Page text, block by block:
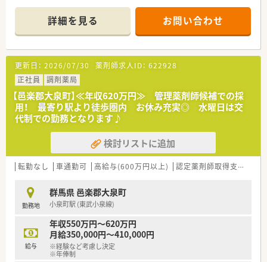
おり、落ち着いた環境で業務ができます。
■2022年にオープンしたばかりの新しい店舗で、キッズスペー
スやバリアフリーも完備されています。
【募集背景と求める人物像について】
■今回は欠員補充のための募集となり、新たな体制で店舗を一緒
に盛り上げてくださる方を求めています。
■経験の浅い方やブランクのある方でも、前向きに業務に取り組
む意欲のある方を積極的に歓迎いたします。
■患者様とのコミュニケーションを大切にし、地域の方々に寄り
添った温かい対応ができる方を求めています。
【法人特徴について】
■群馬県内にて6店舗の調剤薬局を展開しており、地域医療への
貢献を目指している安定した法人です。
極的に受け入れている点が特徴です。
■規律だけを重んじるのではなく、患者様との温かいコミュニケ
ーションを大切にする社風が根付いています。
【勤務実態について】
■月の平均残業時間は10時間程度となっており、ワークライフ
バランスを重視した働き方が実現できます。
詳細を見る お問い合わせ
更新日： 2026/07/30 薬剤師求人ID： 622928
正社員
調剤薬局
【邑楽郡大泉町】≪年収620万円≫ 管理薬剤師候補での採
用！ 最寄り駅より徒歩圏内 お休み充実◎ 水曜日は交
代制での勤務となります♪
検討リストに追加
転勤なし 車通勤可 高給与(600万円以上) 認定薬剤師取得支援あり
勤務地
群馬県 邑楽郡大泉町
小泉町駅 (東武小泉線)
給与
年収550万円～620万円
月給350,000円～410,000円
※経験など考慮し決定
※年俸制